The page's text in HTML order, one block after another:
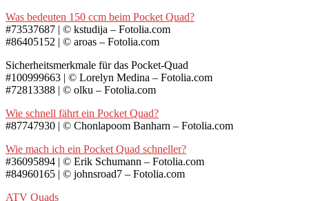
Was bedeuten 150 ccm beim Pocket Quad?
#73537687 | © kstudija – Fotolia.com
#86405152 | © aroas – Fotolia.com
Sicherheitsmerkmale für das Pocket-Quad
#100999663 | © Lorelyn Medina – Fotolia.com
#72813388 | © olku – Fotolia.com
Wie schnell fährt ein Pocket Quad?
#87747930 | © Chonlapoom Banharn – Fotolia.com
Wie mach ich ein Pocket Quad schneller?
#36095894 | © Erik Schumann – Fotolia.com
#84960165 | © johnsroad7 – Fotolia.com
ATV Quads